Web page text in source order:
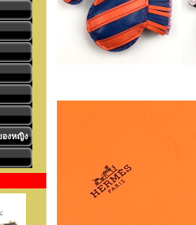
องหญิง